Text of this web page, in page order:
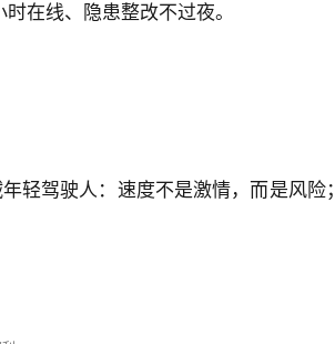
在线、隐患整改不过夜。
轻驾驶人：速度不是激情，而是风险